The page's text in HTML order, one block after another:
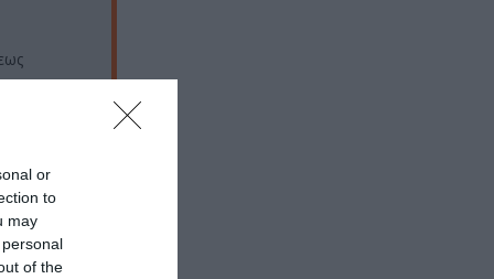
or
to
may
of the